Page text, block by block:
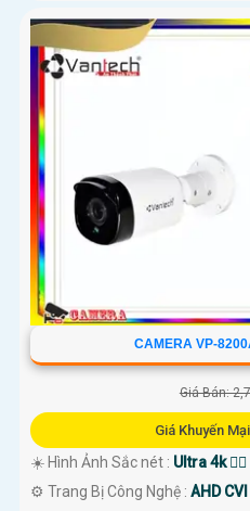
CAMERA VP-
Giá Bán:
Giá Khuyến
☀️ Hình Ảnh Sắc nét : Ultra 4k 👍🏾
⚙ Trang Bị Công Nghệ : AHD